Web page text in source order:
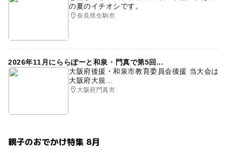
の夏のイチオシです。
奈良県生駒市
2026年11月にららぽーと和泉・門真で第5回...
大阪府後援・和泉市教育委員会後援 当大会は
大阪府大規...
大阪府門真市
親子のおでかけ特集 8月